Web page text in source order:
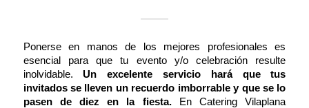
Ponerse en manos de los mejores profesionales es
esencial para que tu evento y/o celebración resulte
inolvidable.Un
excelente servicio hará que tus
invitados se lleven un recuerdo imborrable y que se lo
pasen de diez en la fiesta. EnCatering Vilaplana